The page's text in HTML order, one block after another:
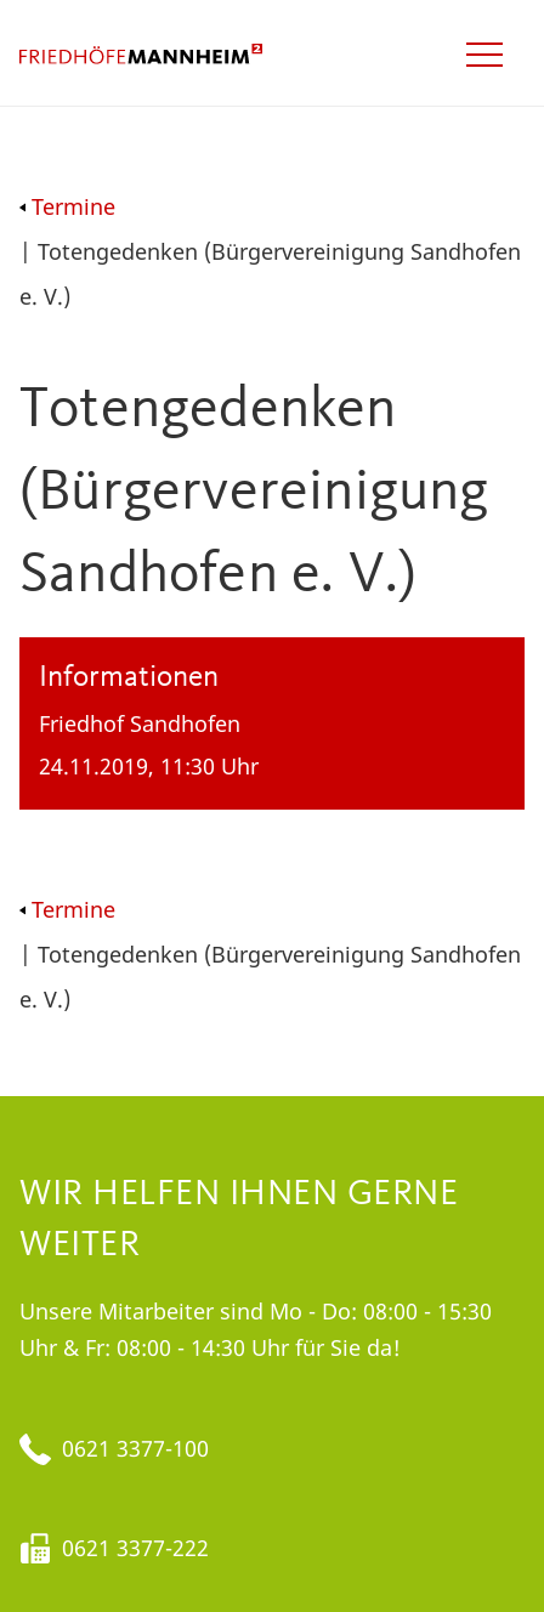
Termine
| Totengedenken (Bürgervereinigung Sandhofen
e. V.)
Totengedenken
(Bürgervereinigung
Sandhofen e. V.)
Informationen
Friedhof Sandhofen
24.11.2019, 11:30 Uhr
Termine
| Totengedenken (Bürgervereinigung Sandhofen
e. V.)
WIR HELFEN IHNEN GERNE
WEITER
Unsere Mitarbeiter sind Mo - Do: 08:00 - 15:30
Uhr & Fr: 08:00 - 14:30 Uhr für Sie da!
0621 3377-100
0621 3377-222